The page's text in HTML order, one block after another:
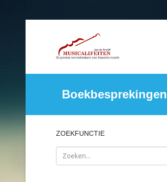
Boekbesprekingen
ZOEKFUNCTIE
Zoeken